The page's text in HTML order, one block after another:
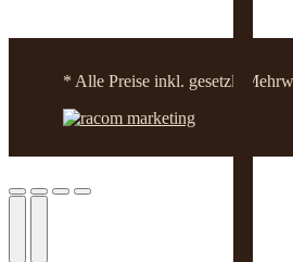
* Alle Preise inkl. gesetzl.